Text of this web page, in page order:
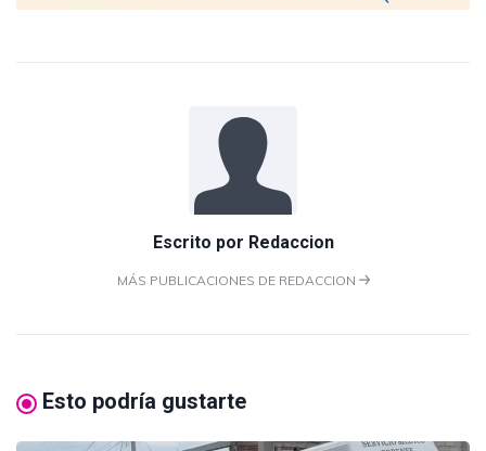
Escrito por Redaccion
MÁS PUBLICACIONES DE REDACCION
Esto podría gustarte